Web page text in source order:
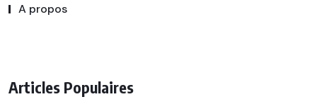
A propos
Articles Populaires